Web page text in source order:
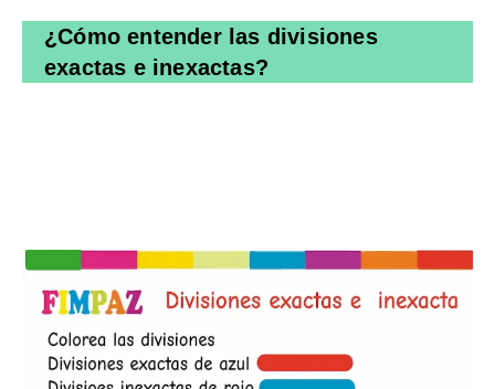
¿Cómo entender las divisiones
exactas e inexactas?